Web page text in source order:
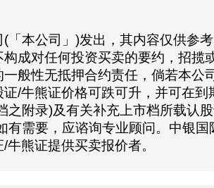
本公司」)发出，其内容仅供参
成对任何投资买卖的要约，招揽
般性无抵押合约责任，倘若本公
/牛熊证价格可跌可升，并可在到
附录)及有关补充上市档所载认
需要，应谘询专业顾问。中银
熊证提供买卖报价者。